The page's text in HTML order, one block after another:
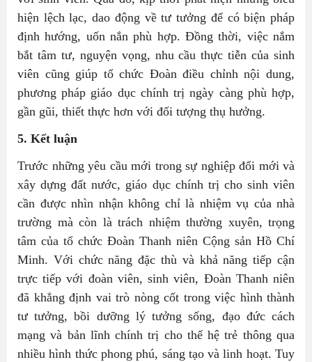
hiện lệch lạc, dao động về tư tưởng để có biện pháp
định hướng, uốn nắn phù hợp. Đồng thời, việc nắm
bắt tâm tư, nguyện vọng, nhu cầu thực tiễn của sinh
viên cũng giúp tổ chức Đoàn điều chỉnh nội dung,
phương pháp giáo dục chính trị ngày càng phù hợp,
gần gũi, thiết thực hơn với đối tượng thụ hưởng.
5. Kết luận
Trước những yêu cầu mới trong sự nghiệp đổi mới và
xây dựng đất nước, giáo dục chính trị cho sinh viên
cần được nhìn nhận không chỉ là nhiệm vụ của nhà
trường mà còn là trách nhiệm thường xuyên, trọng
tâm của tổ chức Đoàn Thanh niên Cộng sản Hồ Chí
Minh. Với chức năng đặc thù và khả năng tiếp cận
trực tiếp với đoàn viên, sinh viên, Đoàn Thanh niên
đã khẳng định vai trò nòng cốt trong việc hình thành
tư tưởng, bồi dưỡng lý tưởng sống, đạo đức cách
mạng và bản lĩnh chính trị cho thế hệ trẻ thông qua
nhiều hình thức phong phú, sáng tạo và linh hoạt. Tuy